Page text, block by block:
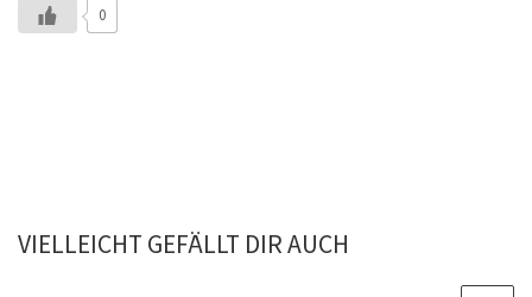
0
VIELLEICHT GEFÄLLT DIR AUCH